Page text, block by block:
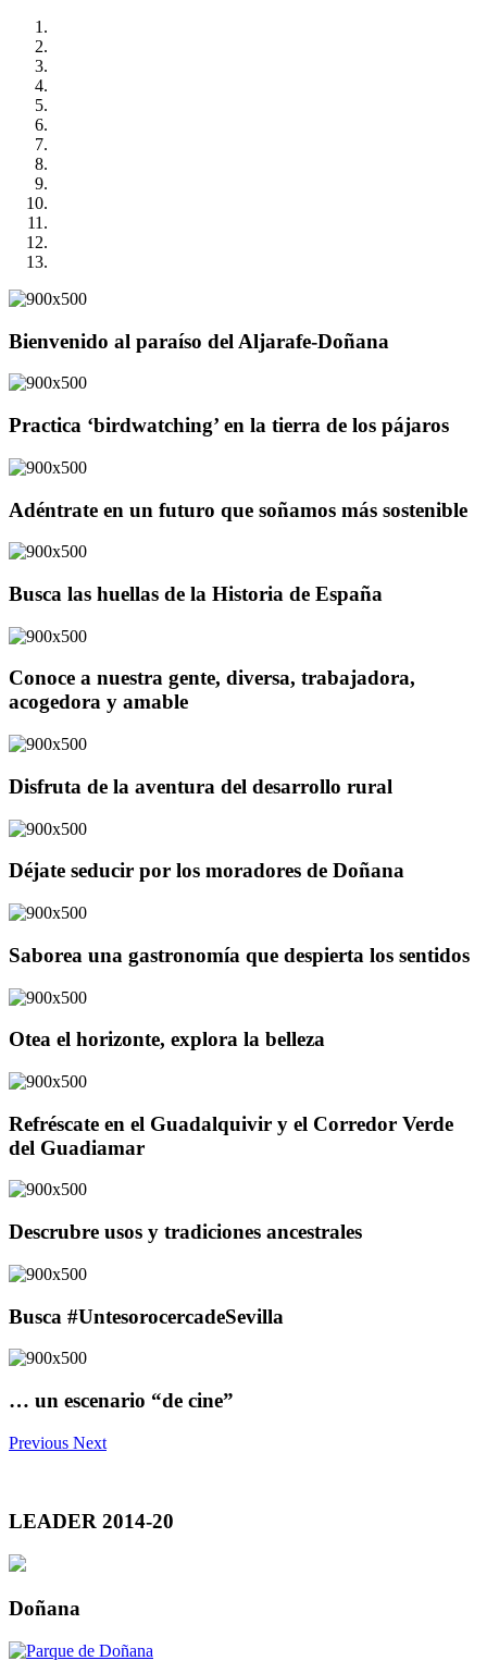
Bienvenido al paraíso del Aljarafe-Doñana
Practica ‘birdwatching’ en la tierra de los pájaros
Adéntrate en un futuro que soñamos más sostenible
Busca las huellas de la Historia de España
Conoce a nuestra gente, diversa, trabajadora,
acogedora y amable
Disfruta de la aventura del desarrollo rural
Déjate seducir por los moradores de Doñana
Saborea una gastronomía que despierta los sentidos
Otea el horizonte, explora la belleza
Refréscate en el Guadalquivir y el Corredor Verde
del Guadiamar
Descrubre usos y tradiciones ancestrales
Busca #UntesorocercadeSevilla
… un escenario “de cine”
Previous Next
LEADER 2014-20
Doñana